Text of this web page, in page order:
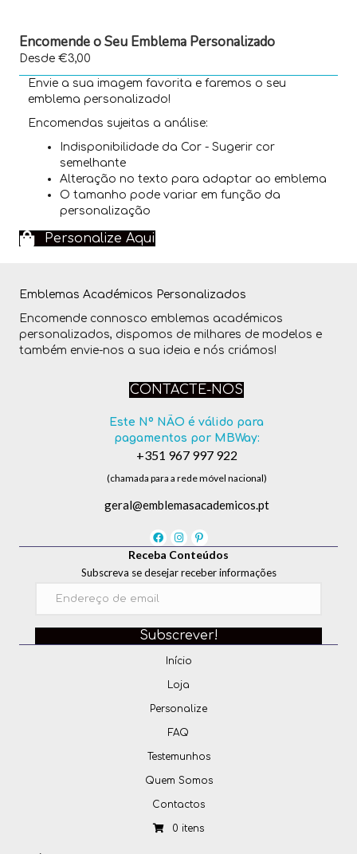
Encomende o Seu Emblema Personalizado
Desde €3,00
Envie a sua imagem favorita e faremos o seu
emblema personalizado!
Encomendas sujeitas a análise:
Indisponibilidade da Cor - Sugerir cor
semelhante
Alteração no texto para adaptar ao emblema
O tamanho pode variar em função da
personalização
Personalize Aqui
Emblemas Académicos Personalizados
Encomende connosco emblemas académicos
personalizados, dispomos de milhares de modelos e
também envie-nos a sua ideia e nós criámos!
CONTACTE-NOS
Este Nº NÃO é válido para
pagamentos por MBWay:
+351 967 997 922
(chamada para a rede móvel nacional)
geral@emblemasacademicos.pt
Receba Conteúdos
Subscreva se desejar receber informações
Subscrever!
Início
Loja
Personalize
FAQ
Testemunhos
Quem Somos
Contactos
0 itens